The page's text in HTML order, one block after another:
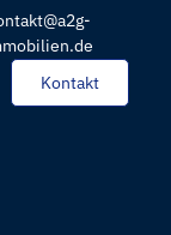
Kontakt